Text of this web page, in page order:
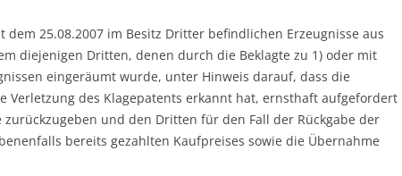
25.08.2007 im Besitz Dritter befindlichen Erzeugnisse aus
diejenigen Dritten, denen durch die Beklagte zu 1) oder mit
eingeräumt wurde, unter Hinweis darauf, dass die
Verletzung des Klagepatents erkannt hat, ernsthaft aufgefordert
und den Dritten für den Fall der Rückgabe der
bereits gezahlten Kaufpreises sowie die Übernahme